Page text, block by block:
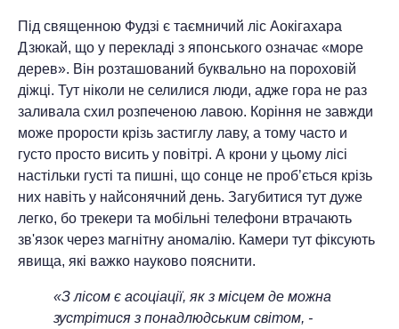
Під священною Фудзі є таємничий ліс Аокігахара
Дзюкай, що у перекладі з японського означає «море
дерев». Він розташований буквально на пороховій
діжці. Тут ніколи не селилися люди, адже гора не раз
заливала схил розпеченою лавою. Коріння не завжди
може прорости крізь застиглу лаву, а тому часто и
густо просто висить у повітрі. А крони у цьому лісі
настільки густі та пишні, що сонце не проб’ється крізь
них навіть у найсонячний день. Загубитися тут дуже
легко, бо трекери та мобільні телефони втрачають
зв'язок через магнітну аномалію. Камери тут фіксують
явища, які важко науково пояснити.
«З лісом є асоціації, як з місцем де можна
зустрітися з понадлюдським світом, -